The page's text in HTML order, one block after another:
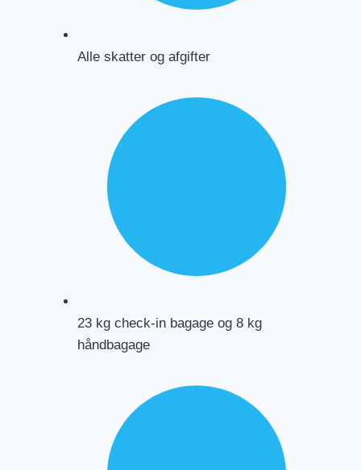
Alle skatter og afgifter
23 kg check-in bagage og 8 kg
håndbagage